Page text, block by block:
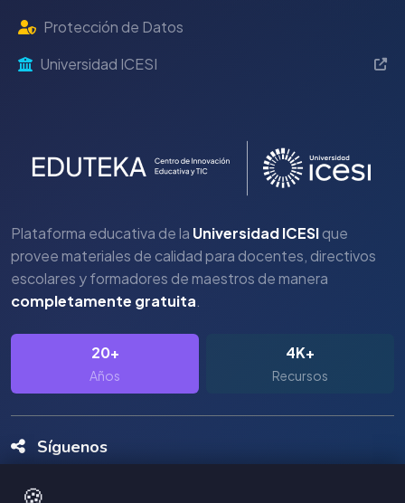
Protección de Datos
Universidad ICESI
Plataforma educativa de la Universidad ICESIque
provee materiales de calidad para docentes, directivos
escolares y formadores de maestros de manera
completamente gratuita.
20+
Años
4K+
Recursos
Síguenos